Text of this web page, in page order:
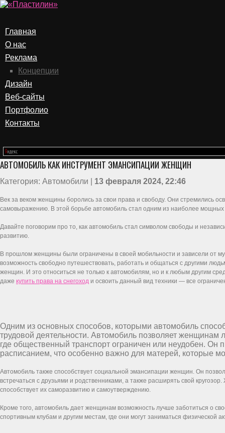
Главная
О нас
Реклама
Концепции
Дизайн
Веб-сайты
Портфолио
Контакты
АВТОМОБИЛЬ КАК ИНСТРУМЕНТ ЭМАНСИПАЦИИ ЖЕНЩИН
Категория: Автомобили | 13 февраля 2024, 22:46
Век за веком женщины боролись за свои права и свободу. Они стремились
самовыражению. В этой борьбе автомобиль стал одним из наиболее
Давайте поговорим про то, как автомобиль стал символом свободы и
развитию.
В прошлом женщины были ограничены в своей мобильности и зависели от
возможность свободно путешествовать, работать и общаться с другими
женщин. И это относиться не только к автомобилям, но и к любым другим
даже купить права на снегоход и освоить данный вид техники — все
Одним из основных способов, которыми автомобиль
трудовой деятельности. Автомобиль позволяет женщинам
где общественный транспорт ограничен или неудобен. Он
расписанием, что особенно важно для матерей, которые
Автомобиль также способствует социальной эмансипации женщин. Он
встречаться с друзьями и родственниками, а также расширять свой
способствует их саморазвитию и самоутверждению.
Кроме того, автомобиль дает женщинам возможность лучше заботиться о
спортивным клубам и другим местам, где они могут заниматься физической